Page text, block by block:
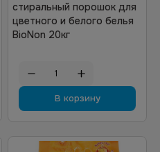
стиральный порошок для
цветного и белого белья
BioNon 20кг
В корзину